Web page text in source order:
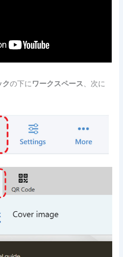
クの下にワークスペース、次に